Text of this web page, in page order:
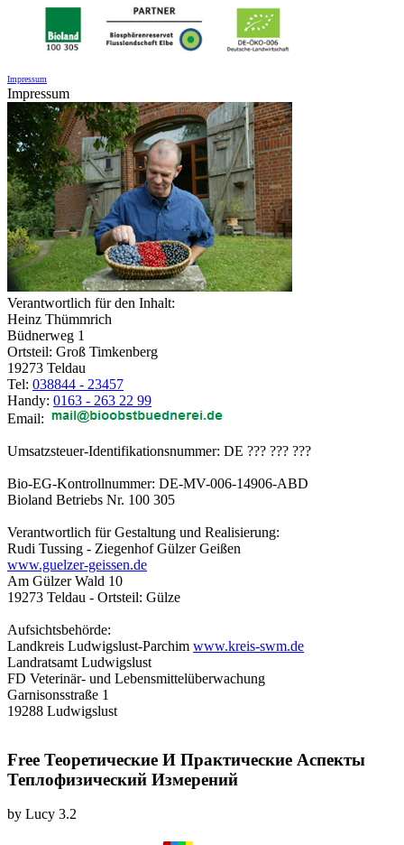
Impressum
Impressum
Verantwortlich für den Inhalt:
Heinz Thümmrich
Büdnerweg 1
Ortsteil: Groß Timkenberg
19273 Teldau
Tel: 038844 - 23457
Handy: 0163 - 263 22 99
Email:
Umsatzsteuer-Identifikationsnummer: DE ??? ??? ???
Bio-EG-Kontrollnummer: DE-MV-006-14906-ABD
Bioland Betriebs Nr. 100 305
Verantwortlich für Gestaltung und Realisierung:
Rudi Tussing - Ziegenhof Gülzer Geißen
www.guelzer-geissen.de
Am Gülzer Wald 10
19273 Teldau - Ortsteil: Gülze
Aufsichtsbehörde:
Landkreis Ludwigslust-Parchim www.kreis-swm.de
Landratsamt Ludwigslust
FD Veterinär- und Lebensmittelüberwachung
Garnisonsstraße 1
19288 Ludwigslust
Free Теоретические И Практические Аспекты
Теплофизический Измерений
by Lucy 3.2